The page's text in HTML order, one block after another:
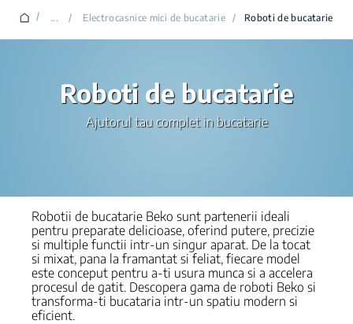
/ ... / Electrocasnice mici de bucatarie / Roboti de bucatarie
Roboti de bucatarie
Ajutorul tau complet in bucatarie
Robotii de bucatarie Beko sunt partenerii ideali
pentru preparate delicioase, oferind putere, precizie
si multiple functii intr-un singur aparat. De la tocat
si mixat, pana la framantat si feliat, fiecare model
este conceput pentru a-ti usura munca si a accelera
procesul de gatit. Descopera gama de roboti Beko si
transforma-ti bucataria intr-un spatiu modern si
eficient.